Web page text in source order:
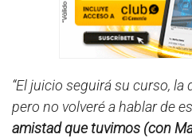
“El juicio seguirá su curso, la
pero no volveré a hablar de
amistad que tuvimos (con